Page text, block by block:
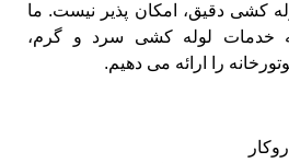
کشی دقیق، امکان‌ پذیر نیست. ما
خدمات لوله کشی سرد و گرم،
را ارائه می‌ دهیم.